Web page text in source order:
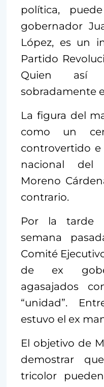
política,
gobernador
López, es un
Partido
Quien así
sobradamente
La figura del
como un
controvertido
nacional del
Moreno
contrario.
Por la tarde
semana
Comité
de ex
agasajados
“unidad”.
estuvo el ex
El objetivo de
demostrar
tricolor